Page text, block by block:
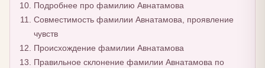
Подробнее про фамилию Авнатамова
Совместимость фамилии Авнатамова, проявление
чувств
Происхождение фамилии Авнатамова
Правильное склонение фамилии Авнатамова по